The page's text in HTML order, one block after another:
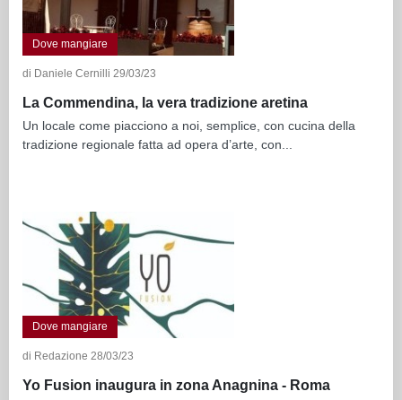
Dove mangiare
di Daniele Cernilli 29/03/23
La Commendina, la vera tradizione aretina
Un locale come piacciono a noi, semplice, con cucina della
tradizione regionale fatta ad opera d’arte, con...
Dove mangiare
di Redazione 28/03/23
Yo Fusion inaugura in zona Anagnina - Roma